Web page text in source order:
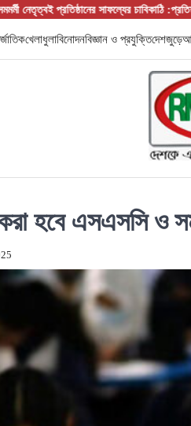
সাফল্যের চাবিকাঠি :প্রতিষ্ঠান প্রধান/ বস/
খেলাধুলাবিনোদনবিজ্ঞান ও প্রযুক্তিদেশজুড়ে
হবে এসএসসি ও